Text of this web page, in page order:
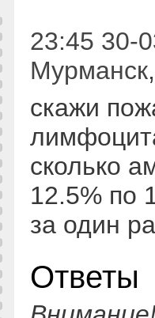
23:45 30-
Мурманск
скажи
сколько
12.5% по
за один
Ответы